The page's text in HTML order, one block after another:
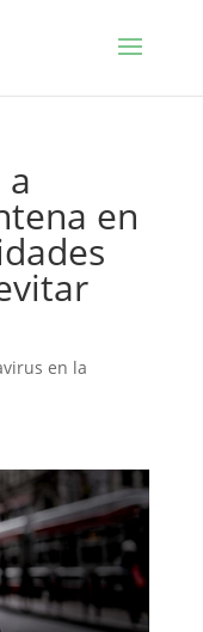
a
en
en la